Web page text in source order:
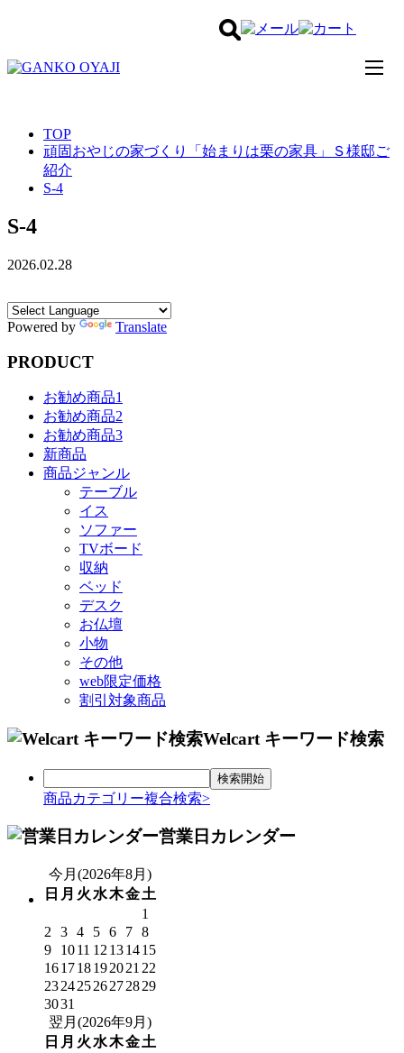
イス
ソファー
ベッド
デスク
仏壇
小物
WEB限定特別価格
店舗情報
店舗案内
新着情報
トピックス
事例紹介
企業理念
マイページ
TOP
頑固おやじの家づくり「始まりは栗の家具」Ｓ様邸ご
紹介
S-4
S-4
2026.02.28
Powered by Translate
PRODUCT
お勧め商品1
お勧め商品2
お勧め商品3
新商品
商品ジャンル
テーブル
イス
ソファー
TVボード
収納
ベッド
デスク
お仏壇
小物
その他
web限定価格
割引対象商品
Welcart キーワード検索
商品カテゴリー複合検索>
営業日カレンダー
今月(2026年8月)
日 月 火 水木金土
1
2
3 4 5 6 7 8
9
1011 12 131415
161718192021 22
23242526272829
3031
翌月(2026年9月)
日 月 火 水木金土